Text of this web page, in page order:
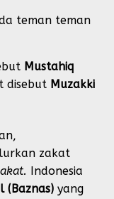
teman teman
Mustahiq
disebut Muzakki
zakat
Indonesia
(Baznas) yang